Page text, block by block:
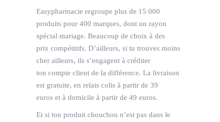
­Easypharmacie regroupe plus de 15 000
produits pour 400 marques, dont un rayon
spécial mariage. Beaucoup de choix à des
prix compétitifs. D’ailleurs, si tu trouves moins
cher ailleurs, ils s’engagent à créditer
ton compte client de la différence. La livraison
est gratuite, en relais colis à partir de 39
euros et à domicile à partir de 49 euros.
Et si ton produit chouchou n’est pas dans le